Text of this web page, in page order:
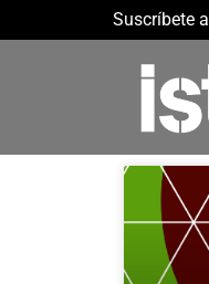
Suscríbete